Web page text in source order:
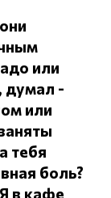
или
думал -
или
тебя
боль?
в кафе